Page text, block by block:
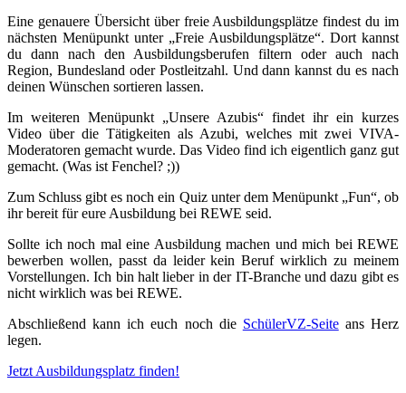
Eine genauere Übersicht über freie Ausbildungsplätze findest du im
nächsten Menüpunkt unter „Freie Ausbildungsplätze“. Dort kannst
du dann nach den Ausbildungsberufen filtern oder auch nach
Region, Bundesland oder Postleitzahl. Und dann kannst du es nach
deinen Wünschen sortieren lassen.
Im weiteren Menüpunkt „Unsere Azubis“ findet ihr ein kurzes
Video über die Tätigkeiten als Azubi, welches mit zwei VIVA-
Moderatoren gemacht wurde. Das Video find ich eigentlich ganz gut
gemacht. (Was ist Fenchel? ;))
Zum Schluss gibt es noch ein Quiz unter dem Menüpunkt „Fun“, ob
ihr bereit für eure Ausbildung bei REWE seid.
Sollte ich noch mal eine Ausbildung machen und mich bei REWE
bewerben wollen, passt da leider kein Beruf wirklich zu meinem
Vorstellungen. Ich bin halt lieber in der IT-Branche und dazu gibt es
nicht wirklich was bei REWE.
Abschließend kann ich euch noch die SchülerVZ-Seiteans Herz
legen.
Jetzt Ausbildungsplatz finden!